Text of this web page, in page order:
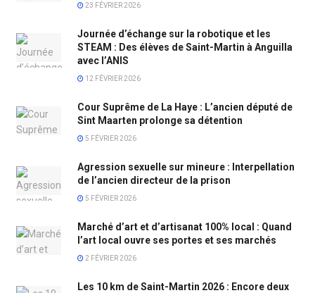
23 FÉVRIER 2026
Journée d’échange sur la robotique et les
STEAM : Des élèves de Saint-Martin à Anguilla
avec l’ANIS
12 FÉVRIER 2026
Cour Suprême de La Haye : L’ancien député de
Sint Maarten prolonge sa détention
5 FÉVRIER 2026
Agression sexuelle sur mineure : Interpellation
de l’ancien directeur de la prison
5 FÉVRIER 2026
Marché d’art et d’artisanat 100% local : Quand
l’art local ouvre ses portes et ses marchés
2 FÉVRIER 2026
Les 10 km de Saint-Martin 2026 : Encore deux